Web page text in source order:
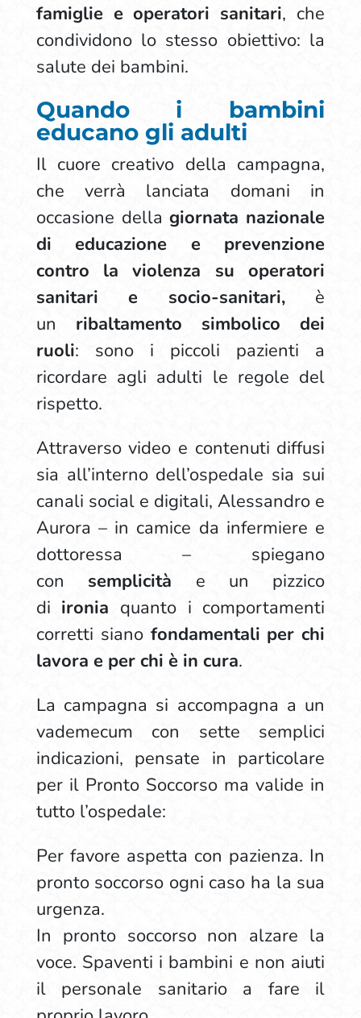
famiglie e operatori sanitari, che
condividono lo stesso obiettivo: la
salute dei bambini.
Quando i bambini
educano gli adulti
Il cuore creativo della campagna,
che verrà lanciata domani in
occasione dellagiornata nazionale
di educazione e prevenzione
contro la violenza su operatori
sanitari e socio-sanitari,è
un ribaltamento simbolico dei
ruoli: sono i piccoli pazienti a
ricordare agli adulti le regole del
rispetto.
Attraverso video e contenuti diffusi
sia all’interno dell’ospedale sia sui
canali social e digitali, Alessandro e
Aurora – in camice da infermiere e
dottoressa – spiegano
con semplicità e un pizzico
di ironia quanto i comportamenti
corretti siano fondamentali per chi
lavora e per chi è in cura.
La campagna si accompagna a un
vademecum con sette semplici
indicazioni, pensate in particolare
per il Pronto Soccorso ma valide in
tutto l’ospedale:
Per favore aspetta con pazienza. In
pronto soccorso ogni caso ha la sua
urgenza.
In pronto soccorso non alzare la
voce. Spaventi i bambini e non aiuti
il personale sanitario a fare il